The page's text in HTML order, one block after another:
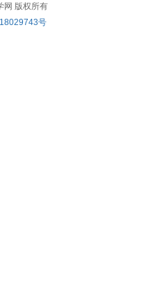
网 版权所有
号